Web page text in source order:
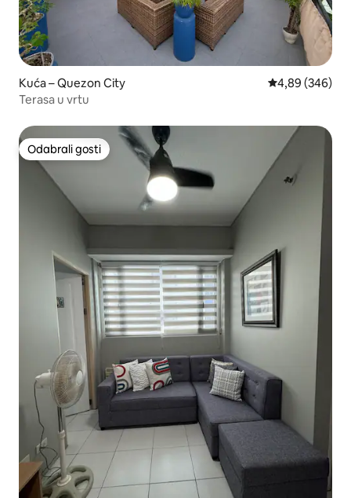
Kuća – Quezon City Prosječna
4,89 (346)
Terasa u vrtu
Odabrali gosti
Odabrali gosti